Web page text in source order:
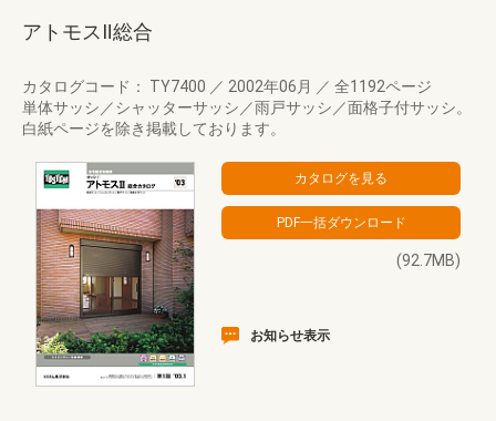
アトモスⅡ総合
カタログコード： TY7400 ／ 2002年06月 ／ 全1192ページ
単体サッシ／シャッターサッシ／雨戸サッシ／面格子付サッシ。
白紙ページを除き掲載しております。
(92.7MB)
お知らせ表示